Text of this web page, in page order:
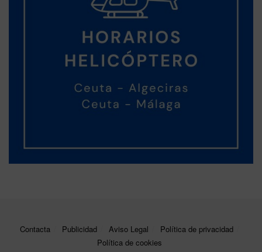
Contacta Publicidad Aviso Legal
Política de privacidad
Política de cookies